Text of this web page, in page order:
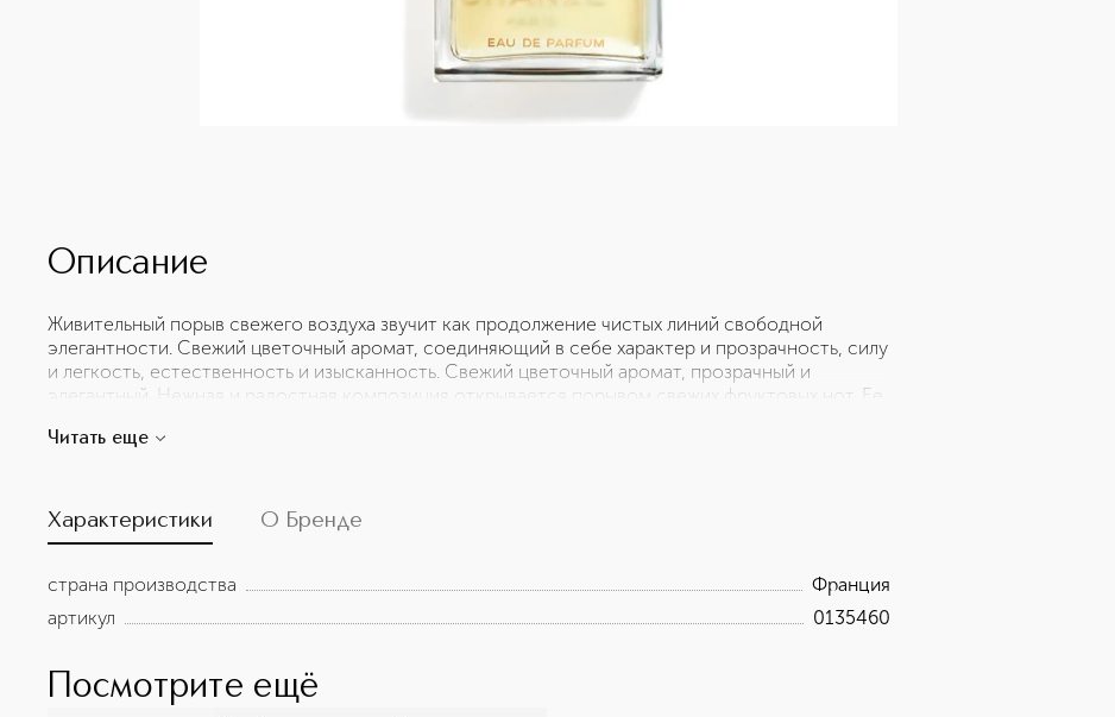
Описание
Живительный порыв свежего воздуха звучит как продолжение чистых линий свободной
элегантности. Свежий цветочный аромат, соединяющий в себе характер и прозрачность, силу
и легкость, естественность и изысканность. Свежий цветочный аромат, прозрачный и
элегантный. Нежная и радостная композиция открывается порывом свежих фруктовых нот. Ее
соткан из абсолю жасмина и флорентийского ириса.
Читать еще
Характеристики О Бренде
страна производства
Франция
артикул
0135460
Посмотрите ещё